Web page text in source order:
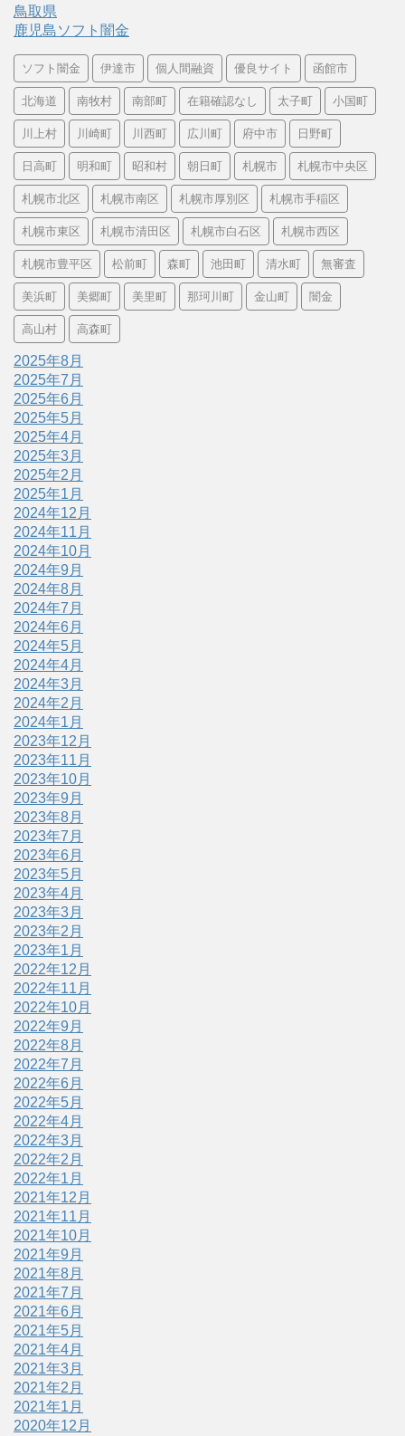
鳥取県
鹿児島ソフト闇金
ソフト闇金 伊達市 個人間融資 優良サイト 函館市
北海道 南牧村 南部町 在籍確認なし 太子町 小国町
川上村 川崎町 川西町 広川町 府中市 日野町
日高町 明和町 昭和村 朝日町 札幌市 札幌市中央区
札幌市北区 札幌市南区 札幌市厚別区 札幌市手稲区
札幌市東区 札幌市清田区 札幌市白石区 札幌市西区
札幌市豊平区 松前町 森町 池田町 清水町 無審査
美浜町 美郷町 美里町 那珂川町 金山町 闇金
高山村 高森町
2025年8月
2025年7月
2025年6月
2025年5月
2025年4月
2025年3月
2025年2月
2025年1月
2024年12月
2024年11月
2024年10月
2024年9月
2024年8月
2024年7月
2024年6月
2024年5月
2024年4月
2024年3月
2024年2月
2024年1月
2023年12月
2023年11月
2023年10月
2023年9月
2023年8月
2023年7月
2023年6月
2023年5月
2023年4月
2023年3月
2023年2月
2023年1月
2022年12月
2022年11月
2022年10月
2022年9月
2022年8月
2022年7月
2022年6月
2022年5月
2022年4月
2022年3月
2022年2月
2022年1月
2021年12月
2021年11月
2021年10月
2021年9月
2021年8月
2021年7月
2021年6月
2021年5月
2021年4月
2021年3月
2021年2月
2021年1月
2020年12月